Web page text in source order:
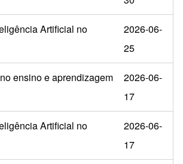
Artificial no
2026-06-
25
ensino e aprendizagem
2026-06-
17
Artificial no
2026-06-
17